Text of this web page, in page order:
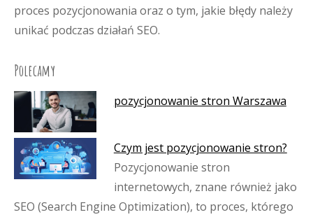
proces pozycjonowania oraz o tym, jakie błędy należy
unikać podczas działań SEO.
Polecamy
pozycjonowanie stron Warszawa
Czym jest pozycjonowanie stron?
Pozycjonowanie stron
internetowych, znane również jako
SEO (Search Engine Optimization), to proces, którego